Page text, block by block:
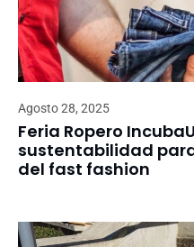
Agosto 28, 2025
Feria Ropero
sustentabilidad
del fast fashion